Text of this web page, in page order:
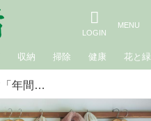
収納 掃除 健康 花と緑
少ない服で着まわす「年間クローゼット計画」お気に入りは“季節を問わず”着ていたい。ライアー奏者・山下りかさんのクローゼットを拝見